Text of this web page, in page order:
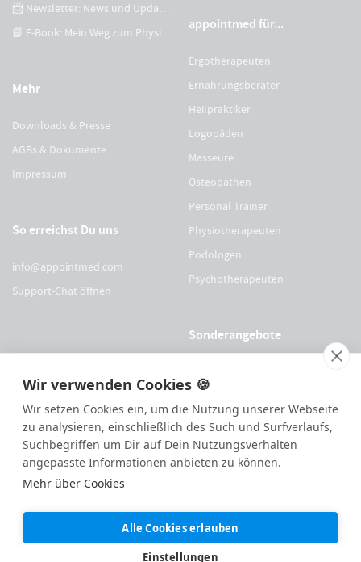
Wir verwenden Cookies 🍪
Wir setzen Cookies ein, um die Nutzung unserer Webseite
zu analysieren, einschließlich des Such und Surfverlaufs,
Suchbegriffen um Dir auf Dein Nutzungsverhalten
angepasste Informationen anbieten zu können.
Mehr über Cookies
Alle Cookies erlauben
Einstellungen
📨 Newsletter: News und Updates
📘 E-Book: Mein Weg zum Physiotherapeuten
Mehr
Downloads & Presse
AGBs & Dokumente
Impressum
So erreichst Du uns
info@appointmed.com
Support-Chat öffnen
appointmed für...
Ergotherapeuten
Ernährungsberater
Heilpraktiker
Logopäden
Masseure
Osteopathen
Personal Trainer
Physiotherapeuten
Podologen
Psychotherapeuten
Sonderangebote
Für OEGO Mitglieder
Für VDOE Mitglieder
appointmed GmbH